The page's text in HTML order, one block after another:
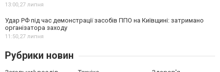
13:00,27 липня
Удар РФ під час демонстрації засобів ППО на Київщині: затримано
організатора заходу
11:50,27 липня
Рубрики новин